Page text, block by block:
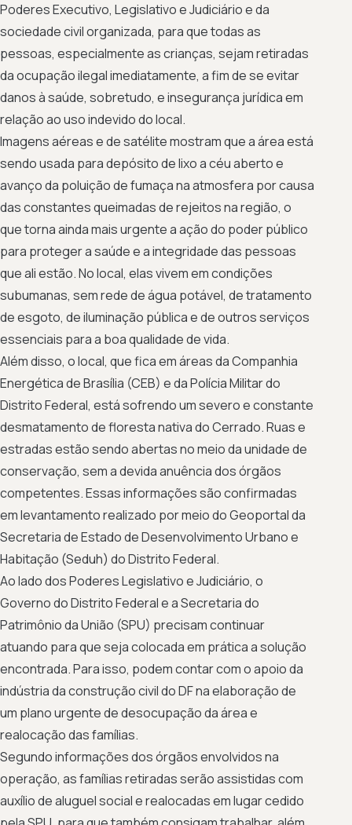
Poderes Executivo, Legislativo e Judiciário e da
sociedade civil organizada, para que todas as
pessoas, especialmente as crianças, sejam retiradas
da ocupação ilegal imediatamente, a fim de se evitar
danos à saúde, sobretudo, e insegurança jurídica em
relação ao uso indevido do local.
Imagens aéreas e de satélite mostram que a área está
sendo usada para depósito de lixo a céu aberto e
avanço da poluição de fumaça na atmosfera por causa
das constantes queimadas de rejeitos na região, o
que torna ainda mais urgente a ação do poder público
para proteger a saúde e a integridade das pessoas
que ali estão. No local, elas vivem em condições
subumanas, sem rede de água potável, de tratamento
de esgoto, de iluminação pública e de outros serviços
essenciais para a boa qualidade de vida.
Além disso, o local, que fica em áreas da Companhia
Energética de Brasília (CEB) e da Polícia Militar do
Distrito Federal, está sofrendo um severo e constante
desmatamento de floresta nativa do Cerrado. Ruas e
estradas estão sendo abertas no meio da unidade de
conservação, sem a devida anuência dos órgãos
competentes. Essas informações são confirmadas
em levantamento realizado por meio do Geoportal da
Secretaria de Estado de Desenvolvimento Urbano e
Habitação (Seduh) do Distrito Federal.
Ao lado dos Poderes Legislativo e Judiciário, o
Governo do Distrito Federal e a Secretaria do
Patrimônio da União (SPU) precisam continuar
atuando para que seja colocada em prática a solução
encontrada. Para isso, podem contar com o apoio da
indústria da construção civil do DF na elaboração de
um plano urgente de desocupação da área e
realocação das famílias.
Segundo informações dos órgãos envolvidos na
operação, as famílias retiradas serão assistidas com
auxílio de aluguel social e realocadas em lugar cedido